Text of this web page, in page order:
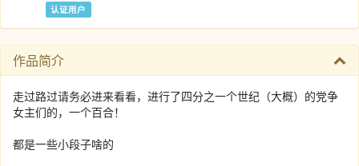
认证用户
作品简介
走过路过请务必进来看看，进行了四分之一个世纪（大概）的党争
女主们的，一个百合！
都是一些小段子啥的